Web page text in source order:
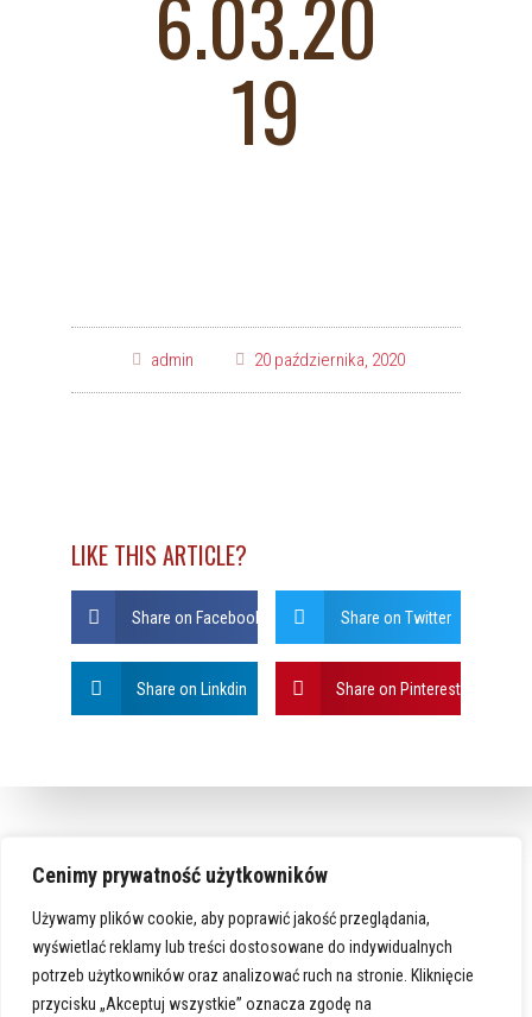
Cenimy prywatność użytkowników
Używamy plików cookie, aby poprawić jakość przeglądania,
wyświetlać reklamy lub treści dostosowane do indywidualnych
potrzeb użytkowników oraz analizować ruch na stronie. Kliknięcie
przycisku „Akceptuj wszystkie” oznacza zgodę na
6.03.20
19
admin 20 października, 2020
LIKE THIS ARTICLE?
Share on Facebook Share on Twitter
Share on Linkdin Share on Pinterest